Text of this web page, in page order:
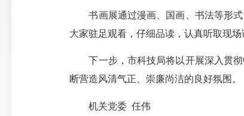
书画展通过漫画、国画、书法等形式
大家驻足观看，仔细品读，认真听取现
下一步，市科技局将以开展深入贯彻
断营造风清气正、崇廉尚洁的良好氛围。
机关党委 任伟